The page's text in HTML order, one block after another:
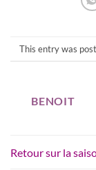
This entry was
BENOIT
Retour sur la